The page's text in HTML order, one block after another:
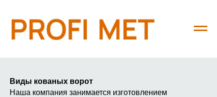
Главная → Каталог → Кованые ворота
Виды кованых ворот
Наша компания занимается изготовлением